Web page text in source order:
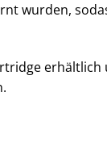
wurden,
erhältlich